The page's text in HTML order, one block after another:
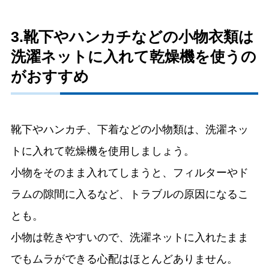
3.靴下やハンカチなどの小物衣類は
洗濯ネットに入れて乾燥機を使うの
がおすすめ
靴下やハンカチ、下着などの小物類は、洗濯ネッ
トに入れて乾燥機を使用しましょう。
小物をそのまま入れてしまうと、フィルターやド
ラムの隙間に入るなど、トラブルの原因になるこ
とも。
小物は乾きやすいので、洗濯ネットに入れたまま
でもムラができる心配はほとんどありません。